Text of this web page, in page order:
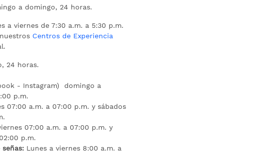
a domingo, 24 horas.
a viernes de 7:30 a.m. a 5:30 p.m.
Centros de Experiencia
24 horas.
- Instagram) domingo a
p.m.
07:00 a.m. a 07:00 p.m. y sábados
07:00 a.m. a 07:00 p.m. y
p.m.
Lunes a viernes 8:00 a.m. a